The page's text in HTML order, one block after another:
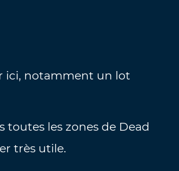
ici, notamment un lot
les zones de Dead
très utile.